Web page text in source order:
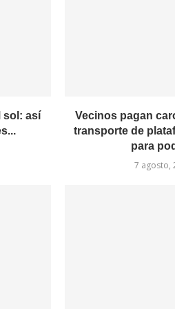
sol: así
Vecinos pagan
transporte de
para
7 agosto,